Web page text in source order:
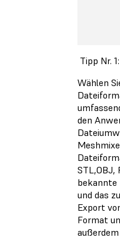
Tipp Nr.
Wählen
den
STL,OBJ,
bekannte
und das
Export
Format